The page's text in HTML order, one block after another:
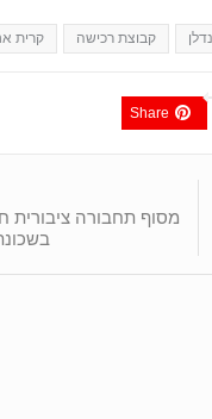
נדלן קבוצת רכישה קרית
Share
מסוף תחבורה ציבורית